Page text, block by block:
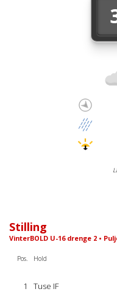
Stilling
VinterBOLD U-16 drenge 2 •
Pos. Hold
1 Tuse IF